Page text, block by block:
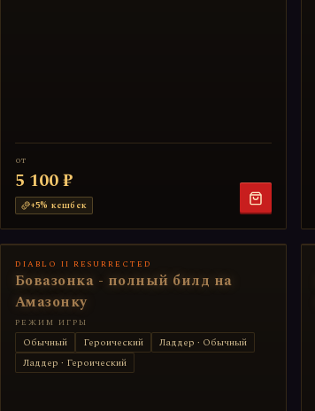
от
5 100 ₽
+5% кешбек
DIABLO II RESURRECTED
Бовазонка - полный билд на
Амазонку
РЕЖИМ ИГРЫ
Обычный Героический
Ладдер · Обычный
Ладдер · Героический